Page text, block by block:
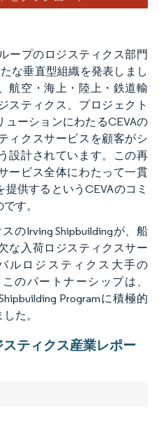
ープのロジスティクス部門
な垂直型組織を発表しまし
航空・海上・陸上・鉄道輸
スティクス、プロジェクト
ューションにわたるCEVAの
ィクスサービスを顧客がシ
設計されています。この再
ービス全体にわたって一貫
供するというCEVAのコミ
す。
のIrving Shipbuildingが、船
な入荷ロジスティクスサー
ルロジスティクス大手の
のパートナーシップは、
Programに積極的
た。
ティクス産業レポー